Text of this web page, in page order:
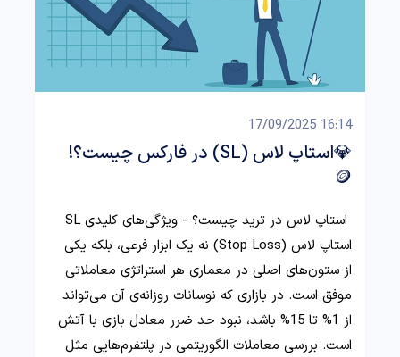
16:14 17/09/2025
💎استاپ لاس (SL) در فارکس چیست؟!
🪙
استاپ لاس در ترید چیست؟ - ویژگی‌های کلیدی SL
استاپ لاس (Stop Loss) نه یک ابزار فرعی، بلکه یکی
از ستون‌های اصلی در معماری هر استراتژی معاملاتی
موفق است. در بازاری که نوسانات روزانه‌ی آن می‌تواند
از 1% تا 15% باشد، نبود حد ضرر معادل بازی با آتش
است. بررسی معاملات الگوریتمی در پلتفرم‌هایی مثل